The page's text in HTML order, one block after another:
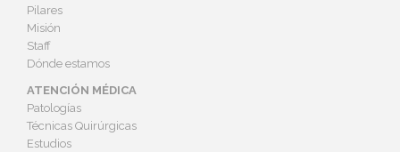
Pilares
Misión
Staff
Dónde estamos
ATENCIÓN MÉDICA
Patologías
Técnicas Quirúrgicas
Estudios